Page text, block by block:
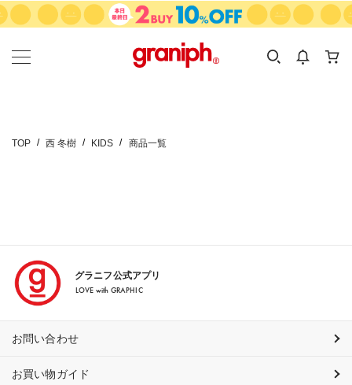
カテゴリーから探す
KIDS
カテゴリ
サイズ
TOP 西 冬樹 KIDS 商品一覧
グラニフ公式アプリ
LOVE with GRAPHIC
お問い合わせ
お買い物ガイド